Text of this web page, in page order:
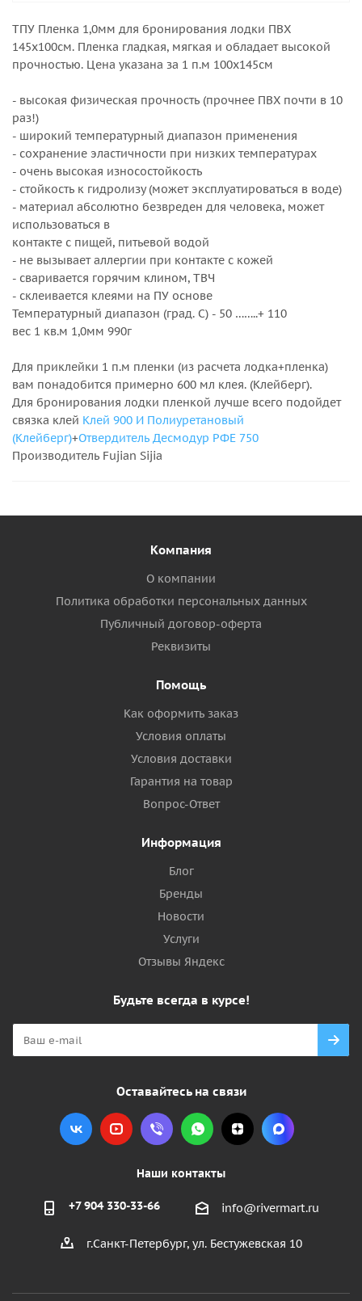
ТПУ Пленка 1,0мм для бронирования лодки ПВХ
145х100см. Пленка гладкая, мягкая и обладает высокой
прочностью. Цена указана за 1 п.м 100х145см
- высокая физическая прочность (прочнее ПВХ почти в 10
раз!)
- широкий температурный диапазон применения
- сохранение эластичности при низких температурах
- очень высокая износостойкость
- стойкость к гидролизу (может эксплуатироваться в воде)
- материал абсолютно безвреден для человека, может
использоваться в
контакте с пищей, питьевой водой
- не вызывает аллергии при контакте с кожей
- сваривается горячим клином, ТВЧ
- склеивается клеями на ПУ основе
Температурный диапазон (град. С) - 50 ……..+ 110
вес 1 кв.м 1,0мм 990г
Для приклейки 1 п.м пленки (из расчета лодка+пленка)
вам понадобится примерно 600 мл клея. (Клейберг).
Для бронирования лодки пленкой лучше всего подойдет
связка клей Клей 900 И Полиуретановый
(Клейберг)+Отвердитель Десмодур РФЕ 750
Производитель Fujian Sijia
Компания
О компании
Политика обработки персональных данных
Публичный договор-оферта
Реквизиты
Помощь
Как оформить заказ
Условия оплаты
Условия доставки
Гарантия на товар
Вопрос-Ответ
Информация
Блог
Бренды
Новости
Услуги
Отзывы Яндекс
Будьте всегда в курсе!
Оставайтесь на связи
Наши контакты
+7 904 330-33-66 info@rivermart.ru
г.Санкт-Петербург, ул. Бестужевская 10